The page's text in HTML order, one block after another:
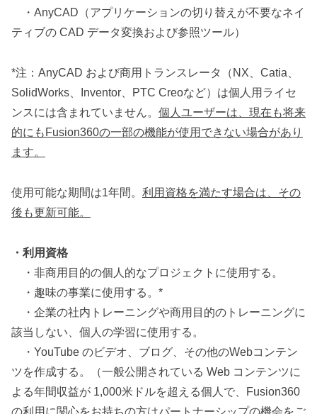
・AnyCAD（アプリケーションの切り替えが不要なネイ
ティブの CAD データ変換および参照ツール）
*注：AnyCAD および商用トランスレータ（NX、Catia、
SolidWorks、Inventor、PTC Creoなど）は個人用ライセ
ンスには含まれていません。 個人ユーザーは、現在も将来
的にもFusion360の一部の機能が使用できない場合があり
ます。
使用可能な期間は1年間。 利用資格を満たす場合は、その
後も更新可能。
・利用資格
・非商用目的の個人的なプロジェクトに使用する。
・趣味の事業に使用する。*
・企業の社内トレーニングや商用目的のトレーニングに
該当しない、個人の学習に使用する。
・YouTube のビデオ、ブログ、その他のWebコンテン
ツを作成する。（一般公開されている Web コンテンツに
よる年間収益が 1,000米ドルを超える個人で、Fusion360
の利用に関心をお持ちの方はパートナーシップの機会をご